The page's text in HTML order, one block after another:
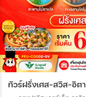
ทัวร์ฝรั่งเศส-สวิส-อิต